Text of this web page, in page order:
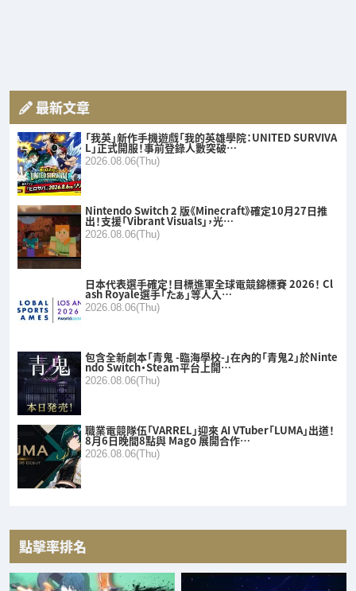
最新文章
「我英」新作手機遊戲「我的英雄學院：UNITED SURVIVA
L」正式開服！事前登錄人數突破…
2026.08.06(Thu)
Nintendo Switch 2 版《Minecraft》確定10月27日推
出！支援「Vibrant Visuals」，光…
2026.08.06(Thu)
日本代表選手確定！目標進軍全球電競錦標賽 2026！ Cl
ash Royale選手「たぁ」等人入…
2026.08.06(Thu)
包含全新劇本「青鬼 -臨海學校-」在內的「青鬼2」於Ninte
ndo Switch・Steam平台上開…
2026.08.06(Thu)
職業電競隊伍「VARREL」迎來 AI VTuber「LUMA」出道！
8月6日晚間8點與 Mago 展開合作…
2026.08.06(Thu)
點擊率排名